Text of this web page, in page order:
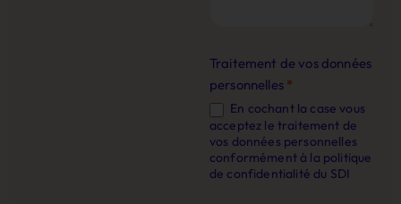
Traitement de vos données
personnelles *
En cochant la case vous
acceptez le traitement de
vos données personnelles
conformément à la politique
de confidentialité du SDI